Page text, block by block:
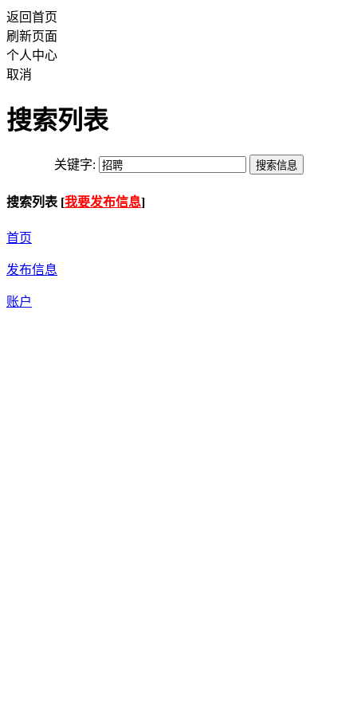
返回首页
刷新页面
个人中心
取消
搜索列表
关键字:
搜索列表 [我要发布信息]
首页
发布信息
账户